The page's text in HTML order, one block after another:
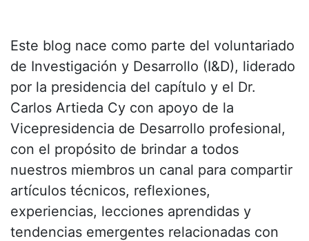
Este blog nace como parte del voluntariado
de Investigación y Desarrollo (I&D), liderado
por la presidencia del capítulo y el Dr.
Carlos Artieda Cy con apoyo de la
Vicepresidencia de Desarrollo profesional,
con el propósito de brindar a todos
nuestros miembros un canal para compartir
artículos técnicos, reflexiones,
experiencias, lecciones aprendidas y
tendencias emergentes relacionadas con